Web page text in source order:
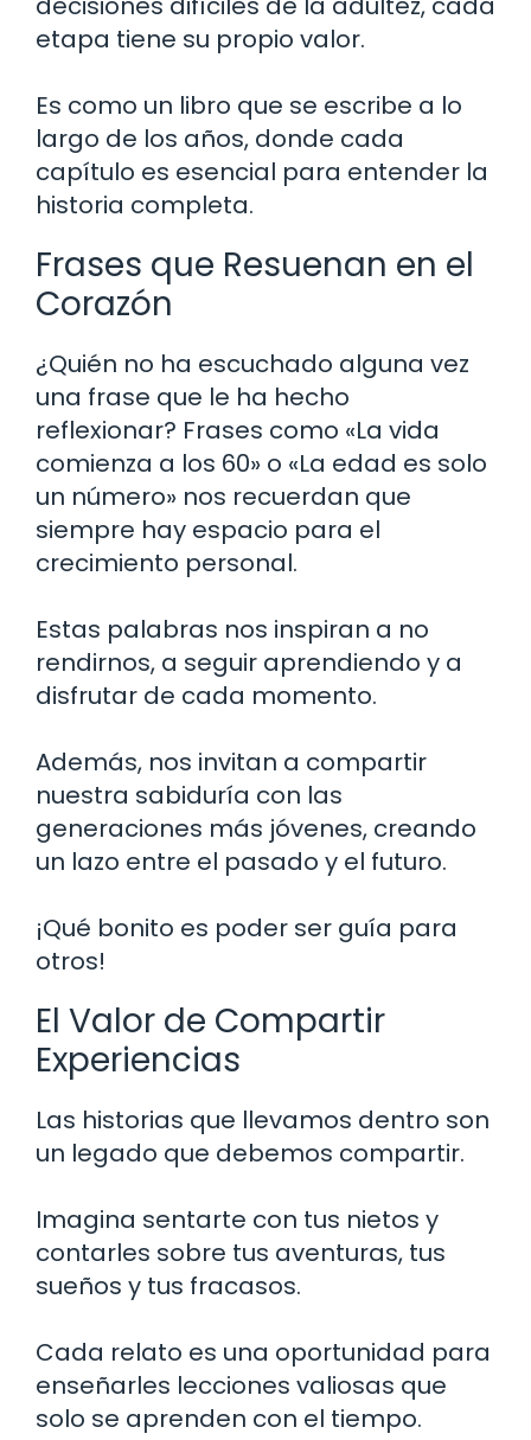
etapa tiene su propio valor.
Es como un libro que se escribe a lo
largo de los años, donde cada
capítulo es esencial para entender la
historia completa.
Frases que Resuenan en el
Corazón
¿Quién no ha escuchado alguna vez
una frase que le ha hecho
reflexionar? Frases como «La vida
comienza a los 60» o «La edad es solo
un número» nos recuerdan que
siempre hay espacio para el
crecimiento personal.
Estas palabras nos inspiran a no
rendirnos, a seguir aprendiendo y a
disfrutar de cada momento.
Además, nos invitan a compartir
nuestra sabiduría con las
generaciones más jóvenes, creando
un lazo entre el pasado y el futuro.
¡Qué bonito es poder ser guía para
otros!
El Valor de Compartir
Experiencias
Las historias que llevamos dentro son
un legado que debemos compartir.
Imagina sentarte con tus nietos y
contarles sobre tus aventuras, tus
sueños y tus fracasos.
Cada relato es una oportunidad para
enseñarles lecciones valiosas que
solo se aprenden con el tiempo.